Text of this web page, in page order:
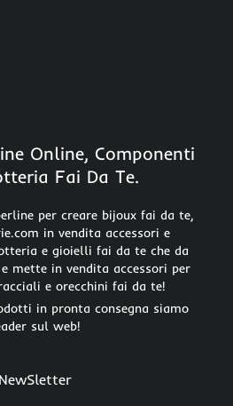
Online, Componenti
Fai Da Te.
per creare bijoux fai da te,
in vendita accessori e
e gioielli fai da te che da
mette in vendita accessori per
e orecchini fai da te!
in pronta consegna siamo
sul web!
NewSletter